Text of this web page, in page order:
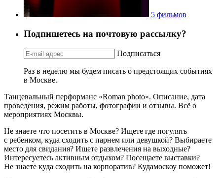
5 фильмов
Подпишетесь на почтовую рассылку?
Подписаться
Раз в неделю мы будем писать о предстоящих событиях
в Москве.
Танцевальный перформанс «Roman photo». Описание, дата
проведения, режим работы, фотографии и отзывы. Всё о
мероприятиях Москвы.
Не знаете что посетить в Москве? Ищете где погулять
с ребенком, куда сходить с парнем или девушкой? Выбираете
место для свидания? Ищете развлечения на выходные?
Интересуетесь активным отдыхом? Посещаете выставки?
Не знаете куда сходить на корпоратив? Кудамоскоу поможет!